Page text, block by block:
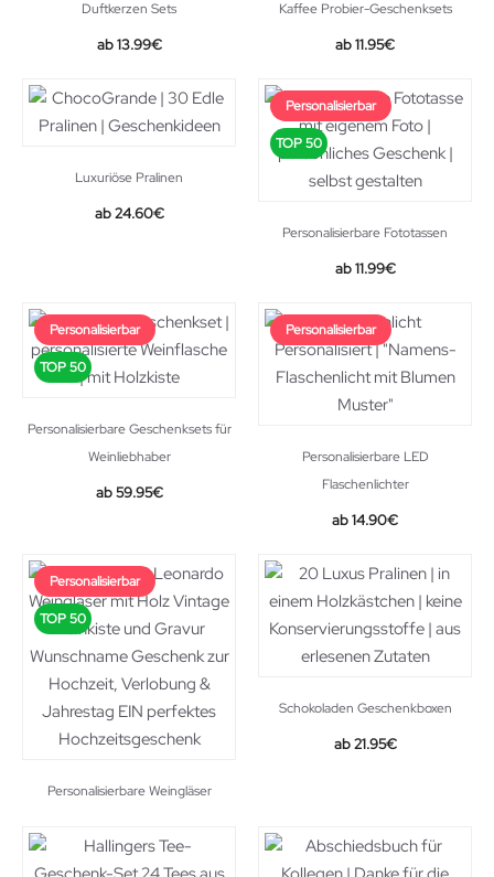
Duftkerzen Sets
Original
was:
13.99€Current
is:
13.99€.
Kaffee Probier-Geschenksets
11.95€
Luxuriöse Pralinen
Original
24.60€Current
Personalisierbar
TOP 50
Personalisierbare Fototassen
11.99€
Personalisierbar
TOP 50
Personalisierbare Geschenksets für
Weinliebhaber
59.95€
Personalisierbar
Personalisierbare LED
Flaschenlichter
14.90€
Personalisierbar
TOP 50
Personalisierbare Weingläser
Schokoladen Geschenkboxen
21.95€